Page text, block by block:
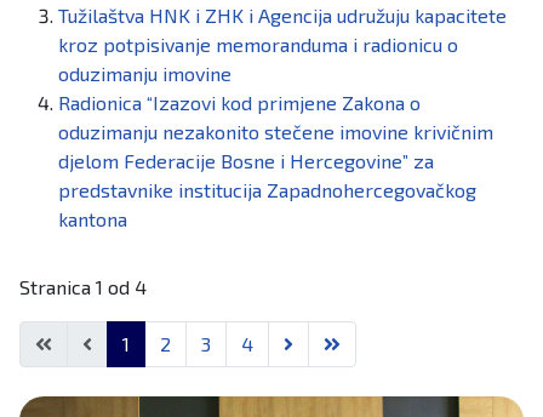
Tužilaštva HNK i ZHK i Agencija udružuju kapacitete
kroz potpisivanje memoranduma i radionicu o
oduzimanju imovine
Radionica “Izazovi kod primjene Zakona o
oduzimanju nezakonito stečene imovine krivičnim
djelom Federacije Bosne i Hercegovine” za
predstavnike institucija Zapadnohercegovačkog
kantona
Stranica 1 od 4
1 2 3 4